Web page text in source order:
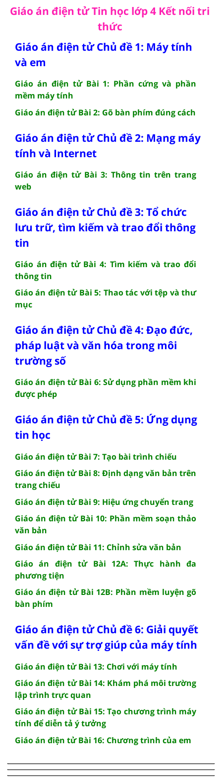
Giáo án điện tử Tin học lớp 4 Kết nối tri
thức
Giáo án điện tử Chủ đề 1: Máy tính
và em
Giáo án điện tử Bài 1: Phần cứng và phần
mềm máy tính
Giáo án điện tử Bài 2: Gõ bàn phím đúng cách
Giáo án điện tử Chủ đề 2: Mạng máy
tính và Internet
Giáo án điện tử Bài 3: Thông tin trên trang
web
Giáo án điện tử Chủ đề 3: Tổ chức
lưu trữ, tìm kiếm và trao đổi thông
tin
Giáo án điện tử Bài 4: Tìm kiếm và trao đổi
thông tin
Giáo án điện tử Bài 5: Thao tác với tệp và thư
mục
Giáo án điện tử Chủ đề 4: Đạo đức,
pháp luật và văn hóa trong môi
trường số
Giáo án điện tử Bài 6: Sử dụng phần mềm khi
được phép
Giáo án điện tử Chủ đề 5: Ứng dụng
tin học
Giáo án điện tử Bài 7: Tạo bài trình chiếu
Giáo án điện tử Bài 8: Định dạng văn bản trên
trang chiếu
Giáo án điện tử Bài 9: Hiệu ứng chuyển trang
Giáo án điện tử Bài 10: Phần mềm soạn thảo
văn bản
Giáo án điện tử Bài 11: Chỉnh sửa văn bản
Giáo án điện tử Bài 12A: Thực hành đa
phương tiện
Giáo án điện tử Bài 12B: Phần mềm luyện gõ
bàn phím
Giáo án điện tử Chủ đề 6: Giải quyết
vấn đề với sự trợ giúp của máy tính
Giáo án điện tử Bài 13: Chơi với máy tính
Giáo án điện tử Bài 14: Khám phá môi trường
lập trình trực quan
Giáo án điện tử Bài 15: Tạo chương trình máy
tính để diễn tả ý tưởng
Giáo án điện tử Bài 16: Chương trình của em